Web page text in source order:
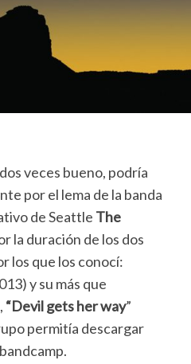
veces bueno, podría
por el lema de la banda
de Seattle The
la duración de los dos
los que los conocí:
y su más que
“Devil gets her way”
permitía descargar